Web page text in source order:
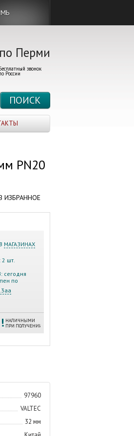
по Перми
звонок
России
PN20
ИЗБРАННОЕ
МАГАЗИНАХ
шт.
по
НАЛИЧНЫМИ
ПРИ ПОЛУЧЕНИИ
97960
VALTEC
32 мм